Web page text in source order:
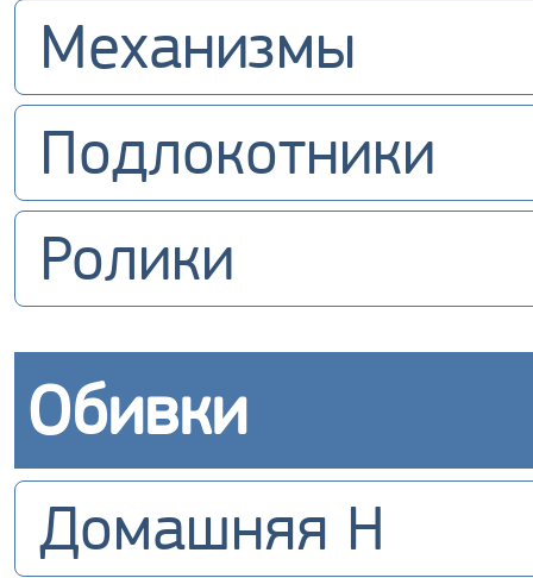
Механизмы
Подлокотники
Ролики
Обивки
Домашняя H